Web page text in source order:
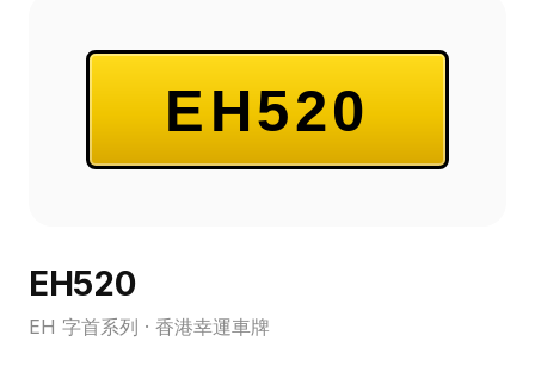
EH520
EH520
EH 字首系列 · 香港幸運車牌